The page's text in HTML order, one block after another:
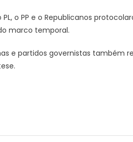
o PP e o Republicanos
marco temporal.
e partidos governistas também